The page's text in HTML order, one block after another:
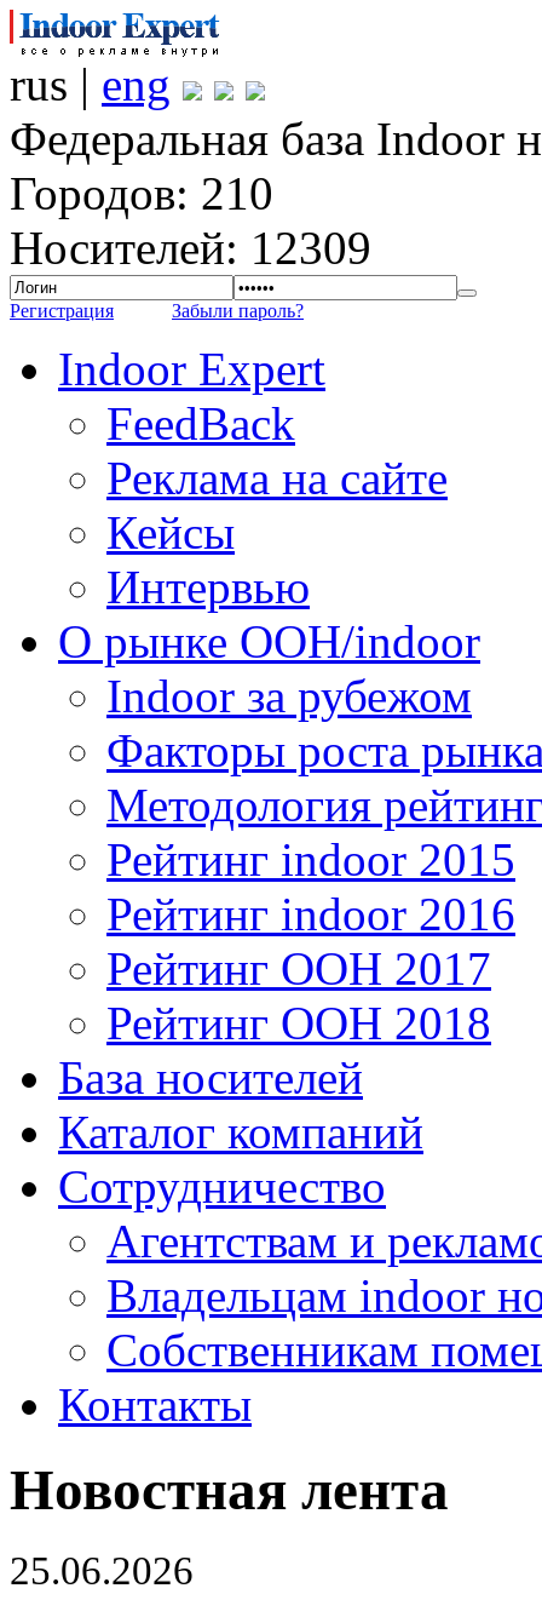
rus | eng
Федеральная база Indoor
Городов: 210
Носителей: 12309
Регистрация Забыли пароль?
Indoor Expert
FeedBack
Реклама на сайте
Кейсы
Интервью
О рынке OOH/indoor
Indoor за рубежом
Факторы роста
Методология
Рейтинг indoor 2015
Рейтинг indoor 2016
Рейтинг OOH 2017
Рейтинг OOH 2018
База носителей
Каталог компаний
Сотрудничество
Агентствам и
Владельцам indoor
Собственникам
Контакты
Новостная лента
25.06.2026